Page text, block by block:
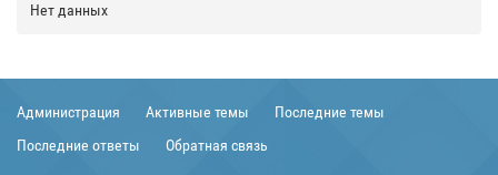

Нет данных
Администрация Активные темы
Последние темы
Последние ответы
Обратная связь